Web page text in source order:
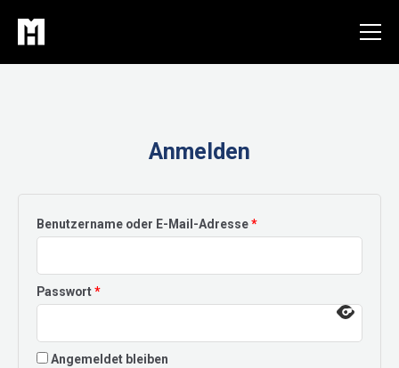
Inhalt
springen
Anmelden
Benutzername oder E-Mail-Adresse*Erforderlich
Passwort*Erforderlich
Angemeldet bleiben